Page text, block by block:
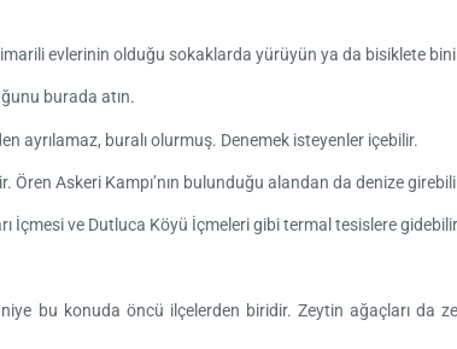
evlerinin olduğu sokaklarda yürüyün ya da bisiklete
burada atın.
ayrılamaz, buralı olurmuş. Denemek isteyenler içebilir.
Ören Askeri Kampı’nın bulunduğu alandan da denize
İçmesi ve Dutluca Köyü İçmeleri gibi termal tesislere
bu konuda öncü ilçelerden biridir. Zeytin ağaçları da